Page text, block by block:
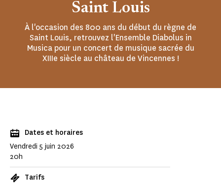
Saint Louis
À l'occasion des 800 ans du début du règne de
Saint Louis, retrouvez l'Ensemble Diabolus in
Musica pour un concert de musique sacrée du
XIIIe siècle au château de Vincennes !
Dates et horaires
Vendredi 5 juin 2026
20h
Tarifs